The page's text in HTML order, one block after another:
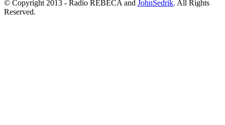
© Copyright 2013 - Radio REBECA and JohnSedrik. All Rights
Reserved.